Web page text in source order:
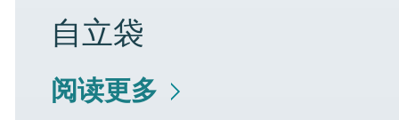
自立袋
阅读更多